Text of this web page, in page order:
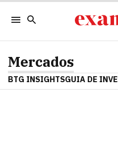
Mercados
BTG INSIGHTSGUIA DE